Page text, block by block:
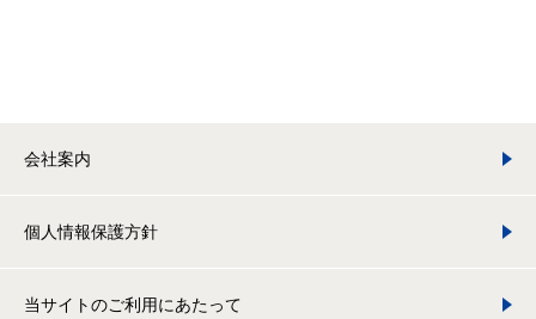
会社案内
個人情報保護方針
当サイトのご利用にあたって